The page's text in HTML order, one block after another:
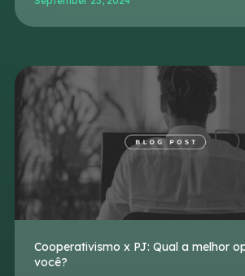
Cooperativismo x PJ: Qual a melhor
você?